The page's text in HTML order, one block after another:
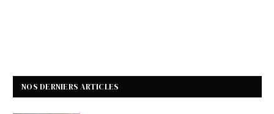
NOS DERNIERS ARTICLES